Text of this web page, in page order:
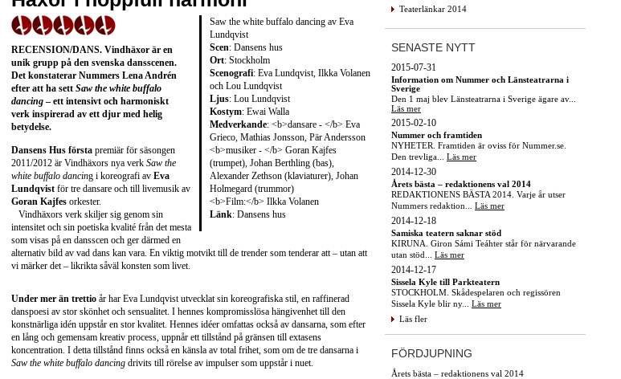
Saw the white buffalo dancing av Eva
Lundqvist
Scen: Dansens hus
Ort: Stockholm
Scenografi: Eva Lundqvist, Ilkka Volanen
och Lou Lundqvist
Ljus: Lou Lundqvist
Kostym: Ewai Walla
Medverkande: <b>dansare - </b> Eva
Grieco, Mathias Jonsson, Pär Andersson
<b>musiker - </b> Goran Kajfes
(trumpet), Johan Berthling (bas),
Alexander Zethson (klaviaturer), Johan
Holmegard (trummor)
<b>Film:</b> Ilkka Volanen
Länk: Dansens hus
RECENSION/DANS. Vindhäxor är en
unik grupp på den svenska dansscenen.
Det konstaterar Nummers Lena Andrén
efter att ha sett Saw the white buffalo
dancing – ett intensivt och harmoniskt
verk inspirerad av ett djur med helig
betydelse.
Dansens Hus första premiär för säsongen
2011/2012 är Vindhäxors nya verk Saw the
white buffalo dancing i koreografi av Eva
Lundqvist för tre dansare och till livemusik av
Goran Kajfes orkester.
Vindhäxors verk skiljer sig genom sin
intensitet och sin poetiska kvalité från det mesta
som visas på en dansscen och ger därmed en
alternativ bild av vad dans kan vara. En viktig motvikt till de trender som tenderar att – utan att
vi märker det – likrikta såväl konsten som livet.
Under mer än trettio år har Eva Lundqvist utvecklat sin koreografiska stil, en raffinerad
danspoesi av stor skönhet och sensualitet. I hennes kompromisslösa hängivenhet till den
konstnärliga idén uppstår en stor kvalitet. Hennes idéer omfattas också av dansarna, som efter
en lång och gemensam kreativ process, uppnår ett tillstånd på gränsen till extasens
koncentration. I detta tillstånd finns också en känsla av total frihet, som om de tre dansarna i
Saw the white buffalo dancing drivits till rörelse av impulser som uppstår i nuet.
Teaterlänkar 2014
SENASTE NYTT
2015-07-31
Information om Nummer och Länsteatrarna i
Sverige
Den 1 maj blev Länsteatrarna i Sverige ägare av...
Läs mer
2015-02-10
Nummer och framtiden
NYHETER. Framtiden är oviss för Nummer.se.
Den trevliga... Läs mer
2014-12-30
Årets bästa – redaktionens val 2014
REDAKTIONENS BÄSTA 2014. Varje år utser
Nummers redaktion... Läs mer
2014-12-18
Samiska teatern saknar stöd
KIRUNA. Giron Sámi Teáhter står för närvarande
utan stöd... Läs mer
2014-12-17
Sissela Kyle till Parkteatern
STOCKHOLM. Skådespelaren och regissören
Sissela Kyle blir ny... Läs mer
Läs fler
FÖRDJUPNING
Årets bästa – redaktionens val 2014